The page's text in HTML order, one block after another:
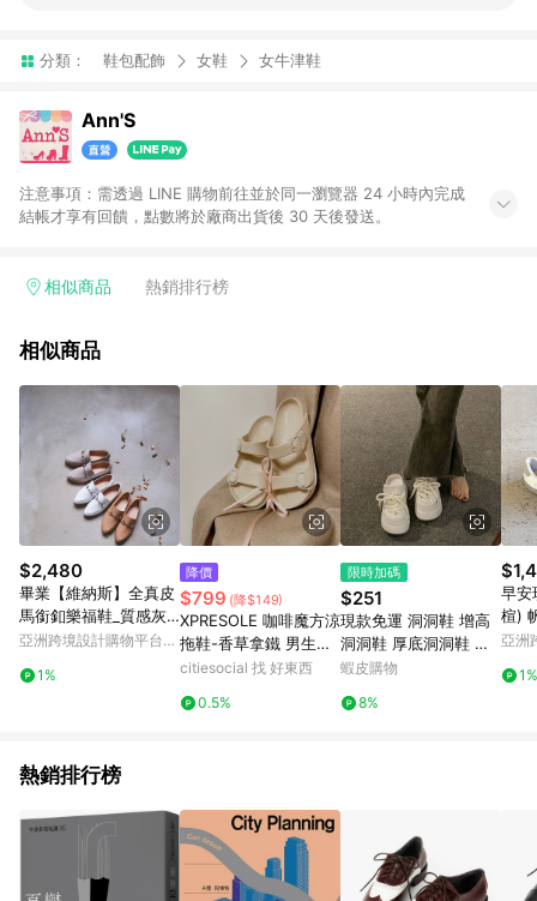
分類： 鞋包配飾 女鞋 女牛津鞋
Ann'S
注意事項：需透過 LINE 購物前往並於同一瀏覽器 24 小時內完成
結帳才享有回饋，點數將於廠商出貨後 30 天後發送。
相似商品 熱銷排行榜
相似商品
$2,480
畢業【維納斯】全真皮
馬銜釦樂福鞋_質感灰 |
手工訂製 | MIT大尺
亞洲跨境設計購物平台
1%
降價
$799 (降$149)
XPRESOLE 咖啡魔方涼
拖鞋-香草拿鐵 男生US
10
citiesocial 找 好東西
0.5%
限時加碼
$251
現款免運 洞洞鞋 增高
洞洞鞋 厚底洞洞鞋 百
搭ins風綁帶洞洞鞋女
外穿新款包頭涼鞋G
蝦皮購物
8%
早安
楦)
- 白(
亞洲
1%
熱銷排行榜